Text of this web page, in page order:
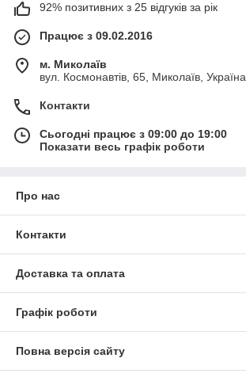
92% позитивних з 25 відгуків за рік
Працює з 09.02.2016
м. Миколаїв
вул. Космонавтів, 65, Миколаїв, Україна
Контакти
Сьогодні працює з 09:00 до 19:00
Показати весь графік роботи
Про нас
Контакти
Доставка та оплата
Графік роботи
Повна версія сайту